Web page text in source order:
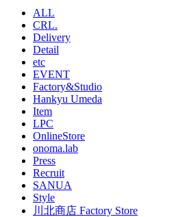
ALL
CRL.
Delivery
Detail
etc
EVENT
Factory&Studio
Hankyu Umeda
Item
LPC
OnlineStore
onoma.lab
Press
Recruit
SANUA
Style
川北商店 Factory Store